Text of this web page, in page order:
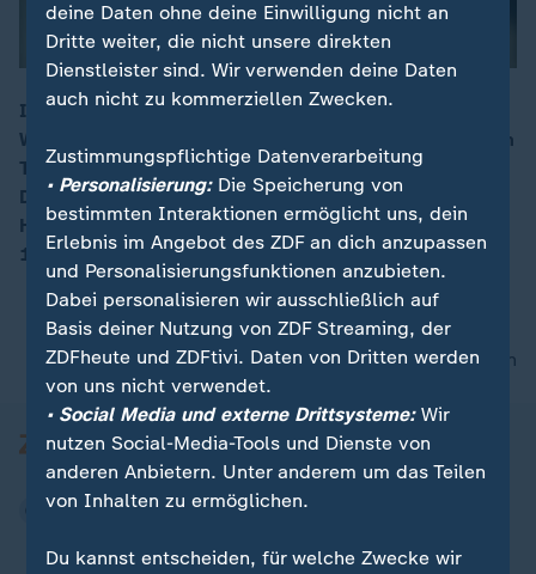
00:16
Im Juli 1975 waren bei Löscharbeiten eines
Wohnhauses am Altonaer Bahnhof in Hamburg vier zum
Teil grausam verstümmelte Frauenleichen in der
Dachgeschoss-Wohnung des Nachtwächters Fritz
Honka entdeckt worden. Honka wurde im Dezember
1976 verurteilt und in die Psychiatrie eingewiesen.
nach oben
deine Daten ohne deine Einwilligung nicht an
Dritte weiter, die nicht unsere direkten
Dienstleister sind. Wir verwenden deine Daten
auch nicht zu kommerziellen Zwecken.
Zustimmungspflichtige Datenverarbeitung
• Personalisierung:Die Speicherung von
bestimmten Interaktionen ermöglicht uns, dein
Erlebnis im Angebot des ZDF an dich anzupassen
und Personalisierungsfunktionen anzubieten.
Dabei personalisieren wir ausschließlich auf
Basis deiner Nutzung von ZDF Streaming, der
ZDFheute und ZDFtivi. Daten von Dritten werden
von uns nicht verwendet.
• Social Media und externe Drittsysteme:Wir
nutzen Social-Media-Tools und Dienste von
anderen Anbietern. Unter anderem um das Teilen
von Inhalten zu ermöglichen.
Du kannst entscheiden, für welche Zwecke wir